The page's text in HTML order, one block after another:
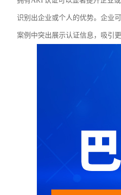
识别出企业或个人的优势。企业
案例中突出展示认证信息，吸引